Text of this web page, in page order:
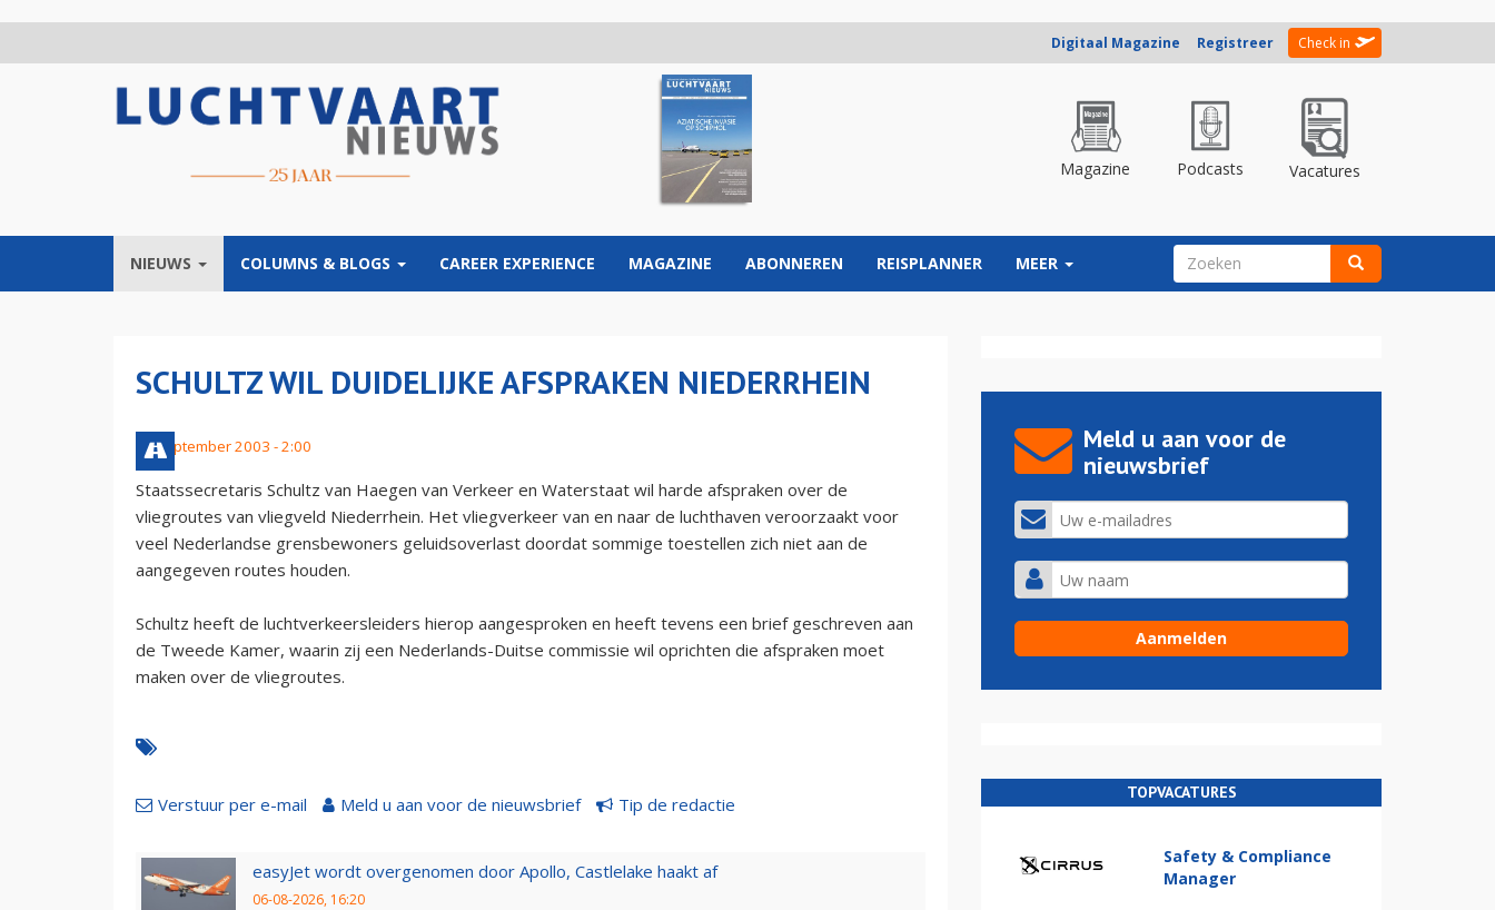
Digitaal Magazine Registreer Check in
Magazine Podcasts Vacatures
NIEUWS COLUMNS & BLOGS CAREER EXPERIENCE MAGAZINE ABONNEREN REISPLANNER MEER ZOEKVELD
SCHULTZ WIL DUIDELIJKE AFSPRAKEN NIEDERRHEIN
17 september 2003 - 2:00
Staatssecretaris Schultz van Haegen van Verkeer en Waterstaat wil harde afspraken over de
vliegroutes van vliegveld Niederrhein. Het vliegverkeer van en naar de luchthaven veroorzaakt voor
veel Nederlandse grensbewoners geluidsoverlast doordat sommige toestellen zich niet aan de
aangegeven routes houden.
Schultz heeft de luchtverkeersleiders hierop aangesproken en heeft tevens een brief geschreven aan
de Tweede Kamer, waarin zij een Nederlands-Duitse commissie wil oprichten die afspraken moet
maken over de vliegroutes.
Verstuur per e-mail Meld u aan voor de nieuwsbrief Tip de redactie
easyJet wordt overgenomen door Apollo, Castlelake haakt af
06-08-2026, 16:20
Meld u aan voor de
nieuwsbrief
TOPVACATURES
Safety & Compliance
Manager